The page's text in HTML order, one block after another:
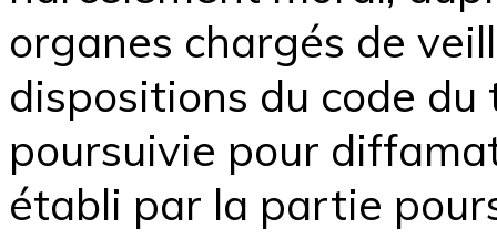
organes chargés de
dispositions du code
poursuivie pour
établi par la partie